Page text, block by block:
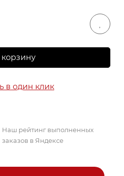
в один клик
Наш рейтинг выполненных
заказов в Яндексе